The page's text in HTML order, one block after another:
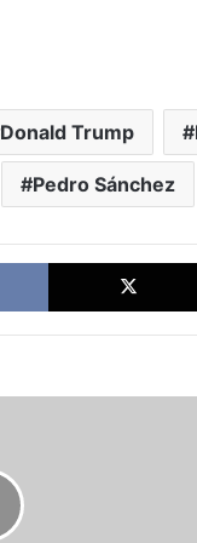
Donald Trump
Pedro Sánchez
Facebook